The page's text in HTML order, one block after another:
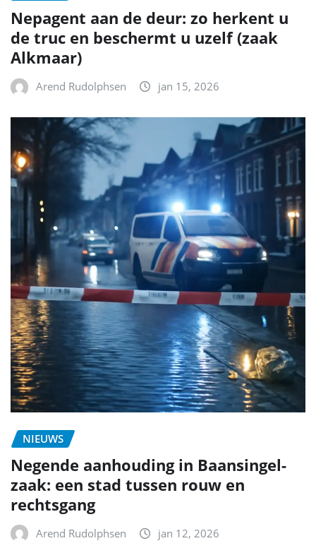
Nepagent aan de deur: zo herkent u
de truc en beschermt u uzelf (zaak
Alkmaar)
Arend Rudolphsen jan 15, 2026
NIEUWS
Negende aanhouding in Baansingel-
zaak: een stad tussen rouw en
rechtsgang
Arend Rudolphsen jan 12, 2026